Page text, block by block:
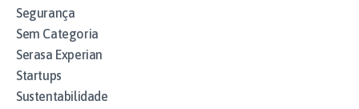
Segurança
Sem Categoria
Serasa Experian
Startups
Sustentabilidade